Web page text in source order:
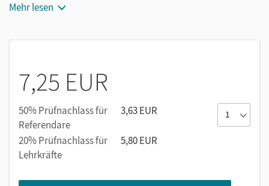
Mehr lesen
7,25 EUR
50% Prüfnachlass für
Referendare
3,63 EUR
20% Prüfnachlass für
Lehrkräfte
5,80 EUR